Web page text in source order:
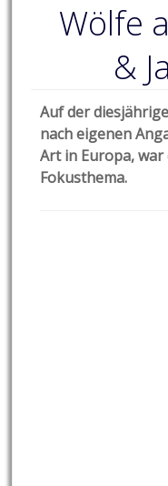
Wölfe
&
Auf der
nach eigenen
Art in Europa,
Fokusthema.